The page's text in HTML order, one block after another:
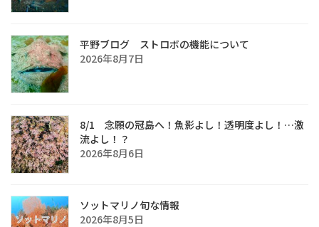
平野ブログ ストロボの機能について
2026年8月7日
8/1 念願の冠島へ！魚影よし！透明度よし！…激
流よし！？
2026年8月6日
ソットマリノ旬な情報
2026年8月5日